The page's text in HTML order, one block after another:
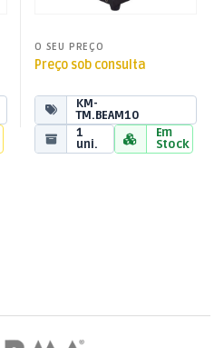
O SEU PREÇO
Preço sob consulta
KM-
TM.BEAM10
1
uni.
Em
Stock